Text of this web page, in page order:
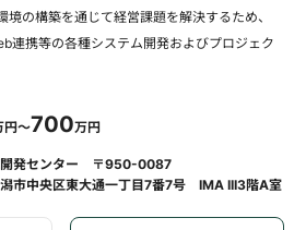
境の構築を通じて経営課題を解決するため、
連携等の各種システム開発およびプロジェク
円～700万円
開発センター 〒950-0087
市中央区東大通一丁目7番7号 IMA III3階A室